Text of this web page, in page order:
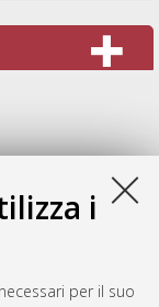
i
per il suo